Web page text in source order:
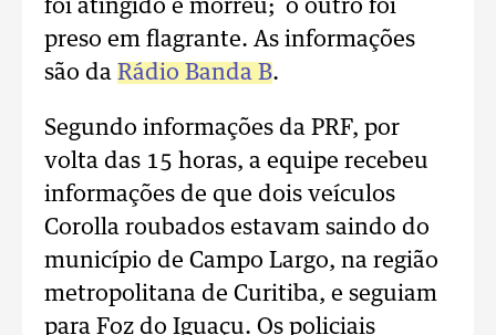
foi atingido e morreu; o outro foi
preso em flagrante. As informações
são da Rádio Banda B.
Segundo informações da PRF, por
volta das 15 horas, a equipe recebeu
informações de que dois veículos
Corolla roubados estavam saindo do
município de Campo Largo, na região
metropolitana de Curitiba, e seguiam
para Foz do Iguaçu. Os policiais